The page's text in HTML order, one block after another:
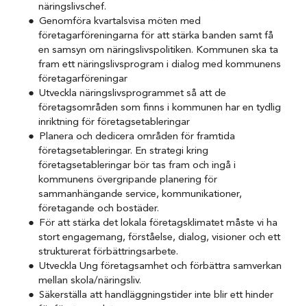
näringslivschef.
Genomföra kvartalsvisa möten med
företagarföreningarna för att stärka banden samt få
en samsyn om näringslivspolitiken. Kommunen ska ta
fram ett näringslivsprogram i dialog med kommunens
företagarföreningar
Utveckla näringslivsprogrammet så att de
företagsområden som finns i kommunen har en tydlig
inriktning för företagsetableringar
Planera och dedicera områden för framtida
företagsetableringar. En strategi kring
företagsetableringar bör tas fram och ingå i
kommunens övergripande planering för
sammanhängande service, kommunikationer,
företagande och bostäder.
För att stärka det lokala företagsklimatet måste vi ha
stort engagemang, förståelse, dialog, visioner och ett
strukturerat förbättringsarbete.
Utveckla Ung företagsamhet och förbättra samverkan
mellan skola/näringsliv.
Säkerställa att handläggningstider inte blir ett hinder